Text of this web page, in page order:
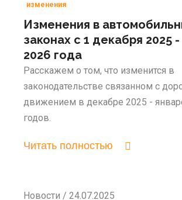
изменения
Изменения в
законах с 1 декабря 2025 -
2026 года
Расскажем о том, что изменится в
законодательстве связанном с
движением в декабре 2025 -
годов.
Читать полностью
Новости / 24.07.2025